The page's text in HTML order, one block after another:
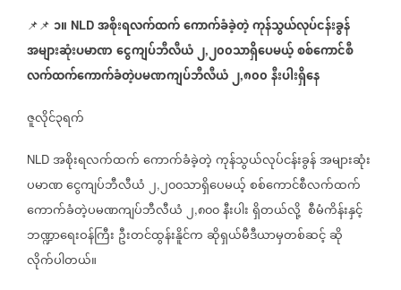
📌📌 ၁။ NLD အစိုးရလက်ထက်ကောက်ခံခဲ့တဲ့ကုန်သွယ်လုပ်ငန်းခွန်
အများဆုံးပမာဏငွေကျပ်ဘီလီယံ၂,၂၀၀သာရှိပေမယ့်စစ်ကောင်စီ
လက်ထက်ကောက်ခံတဲ့ပမဏကျပ်ဘီလီယံ၂,၈၀၀နီးပါးရှိနေ
ဇူလိုင်၃ရက်
NLD အစိုးရလက်ထက်ကောက်ခံခဲ့တဲ့ကုန်သွယ်လုပ်ငန်းခွန်အများဆုံး
ပမာဏငွေကျပ်ဘီလီယံ၂,၂၀၀သာရှိပေမယ့်စစ်ကောင်စီလက်ထက်
ကောက်ခံတဲ့ပမဏကျပ်ဘီလီယံ၂,၈၀၀နီးပါးရှိတယ်လို့ စီမံကိန်းနှင့်
ဘဏ္ဍာ‌ရေးဝန်ကြီး ဦးတင်ထွန်းနိူင်ကဆိုရှယ်မီဒီယာမှတစ်ဆင့်ဆို
လိုက်ပါတယ်။